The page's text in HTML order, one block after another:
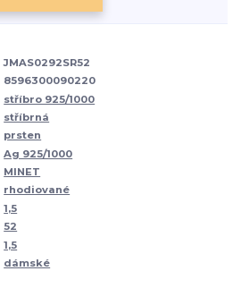
JMAS0292SR52
8596300090220
stříbro 925/1000
stříbrná
prsten
Ag 925/1000
MINET
rhodiované
1,5
52
1,5
dámské